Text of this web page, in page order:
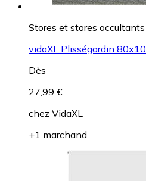
Stores et stores occultants
vidaXL Plisségardin
Dès
27,99 €
chez VidaXL
+1 marchand